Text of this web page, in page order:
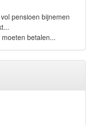
pensioen bijnemen
betalen...